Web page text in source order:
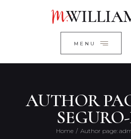
MENU
AUTHOR
Home Author page:
QUIÉNES SOMOS
SERVICIOS
CONTACTO